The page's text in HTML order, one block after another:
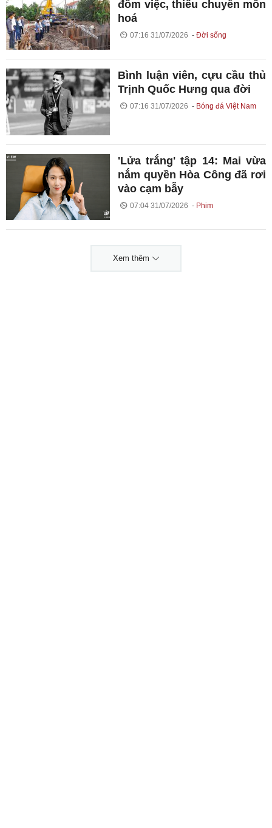
đồm việc, thiếu chuyên môn
hoá
07:16 31/07/2026 Đời sống
Bình luận viên, cựu cầu thủ
Trịnh Quốc Hưng qua đời
07:16 31/07/2026 Bóng đá Việt Nam
'Lửa trắng' tập 14: Mai vừa
nắm quyền Hòa Công đã rơi
vào cạm bẫy
07:04 31/07/2026 Phim
Xem thêm